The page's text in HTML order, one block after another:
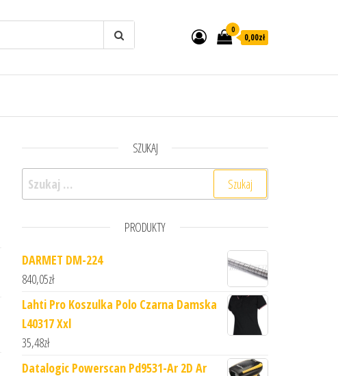
0
0,00zł
SZUKAJ
Szukaj:
PRODUKTY
DARMET DM-224
840,05zł
Lahti Pro Koszulka Polo Czarna Damska
L40317 Xxl
35,48zł
Datalogic Powerscan Pd9531-Ar 2D Ar